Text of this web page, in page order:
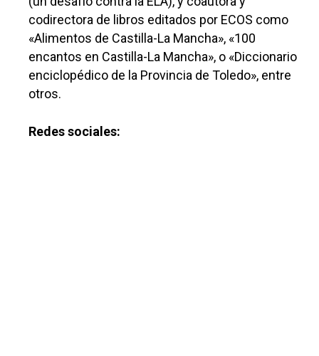
codirectora de libros editados por ECOS como
«Alimentos de Castilla-La Mancha», «100
encantos en Castilla-La Mancha», o «Diccionario
enciclopédico de la Provincia de Toledo», entre
otros.
Redes sociales: